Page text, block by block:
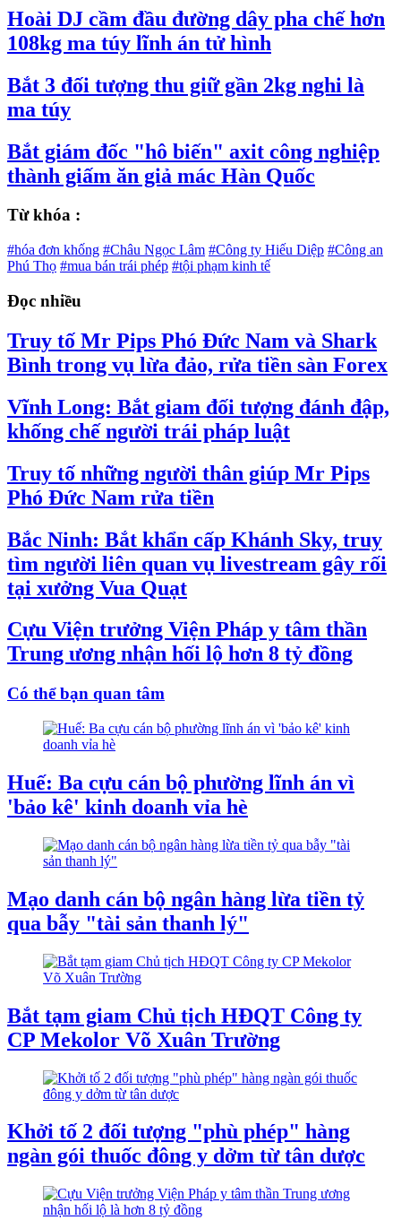
Hoài DJ cầm đầu đường dây pha chế hơn
108kg ma túy lĩnh án tử hình
Bắt 3 đối tượng thu giữ gần 2kg nghi là
ma túy
Bắt giám đốc "hô biến" axit công nghiệp
thành giấm ăn giả mác Hàn Quốc
Từ khóa :
#hóa đơn khống #Châu Ngọc Lâm #Công ty Hiếu Diệp #Công an
Phú Thọ #mua bán trái phép #tội phạm kinh tế
Đọc nhiều
Truy tố Mr Pips Phó Đức Nam và Shark
Bình trong vụ lừa đảo, rửa tiền sàn Forex
Vĩnh Long: Bắt giam đối tượng đánh đập,
khống chế người trái pháp luật
Truy tố những người thân giúp Mr Pips
Phó Đức Nam rửa tiền
Bắc Ninh: Bắt khẩn cấp Khánh Sky, truy
tìm người liên quan vụ livestream gây rối
tại xưởng Vua Quạt
Cựu Viện trưởng Viện Pháp y tâm thần
Trung ương nhận hối lộ hơn 8 tỷ đồng
Có thể bạn quan tâm
Huế: Ba cựu cán bộ phường lĩnh án vì
'bảo kê' kinh doanh vỉa hè
Mạo danh cán bộ ngân hàng lừa tiền tỷ
qua bẫy "tài sản thanh lý"
Bắt tạm giam Chủ tịch HĐQT Công ty
CP Mekolor Võ Xuân Trường
Khởi tố 2 đối tượng "phù phép" hàng
ngàn gói thuốc đông y dởm từ tân dược